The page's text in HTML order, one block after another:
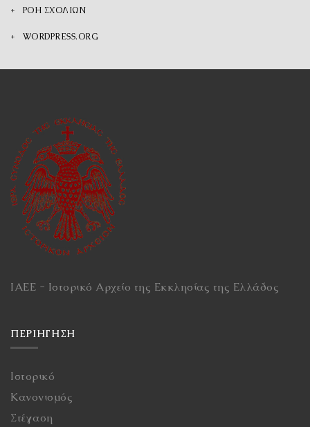
ΡΟΉ ΣΧΟΛΊΩΝ
WORDPRESS.ORG
ΙΑΕΕ - Ιστορικό Αρχείο της Εκκλησίας της Ελλάδος
ΠΕΡΙΉΓΗΣΗ
Ιστορικό
Κανονισμός
Στέγαση